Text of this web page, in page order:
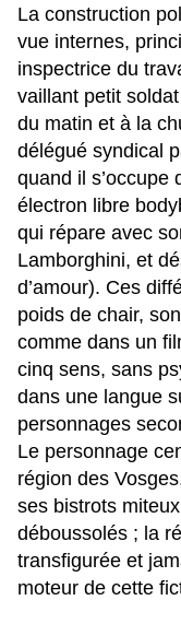
La construction
vue internes,
inspectrice du
vaillant petit
du matin et à la
délégué syndical
quand il s’occupe
électron libre
qui répare avec
Lamborghini, et
d’amour). Ces
poids de chair,
comme dans un
cinq sens, sans
dans une langue
personnages
Le personnage
région des
ses bistrots
déboussolés ; la
transfigurée et
moteur de cette